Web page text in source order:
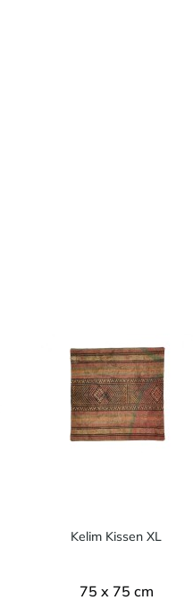
Kelim Kissen XL
75 x 75 cm